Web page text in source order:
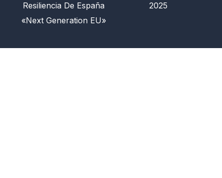
Resiliencia De España
«Next Generation EU»
2025